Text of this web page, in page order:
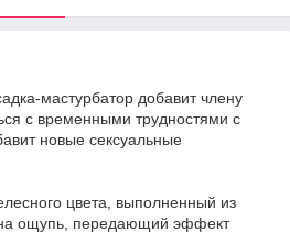
мастурбатор добавит члену
с временными трудностями с
новые сексуальные
цвета, выполненный из
ощупь, передающий эффект